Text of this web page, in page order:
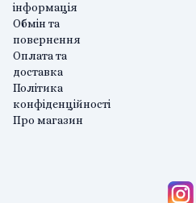
інформація
Обмін та
повернення
Оплата та
доставка
Політика
конфіденційності
Про магазин